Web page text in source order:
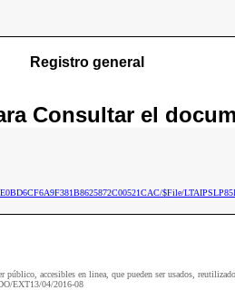
Registro general
Consultarel
$File/
público, accesibles en linea, que pueden ser usados,
EXT13/04/2016-08